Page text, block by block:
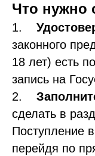
Что нужно
1.
законного
18 лет) есть
запись на
2.
сделать в
Поступление
перейдя по